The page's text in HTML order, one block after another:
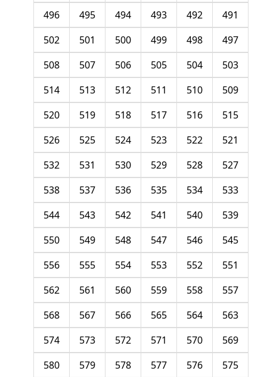
491
492
493
494
495
496
497
498
499
500
501
502
503
504
505
506
507
508
509
510
511
512
513
514
515
516
517
518
519
520
521
522
523
524
525
526
527
528
529
530
531
532
533
534
535
536
537
538
539
540
541
542
543
544
545
546
547
548
549
550
551
552
553
554
555
556
557
558
559
560
561
562
563
564
565
566
567
568
569
570
571
572
573
574
575
576
577
578
579
580